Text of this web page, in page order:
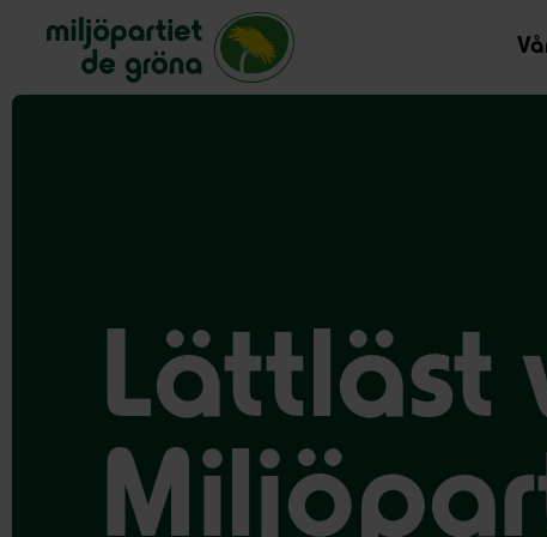
Miljöpartiet de gröna, startsida
Lättläst